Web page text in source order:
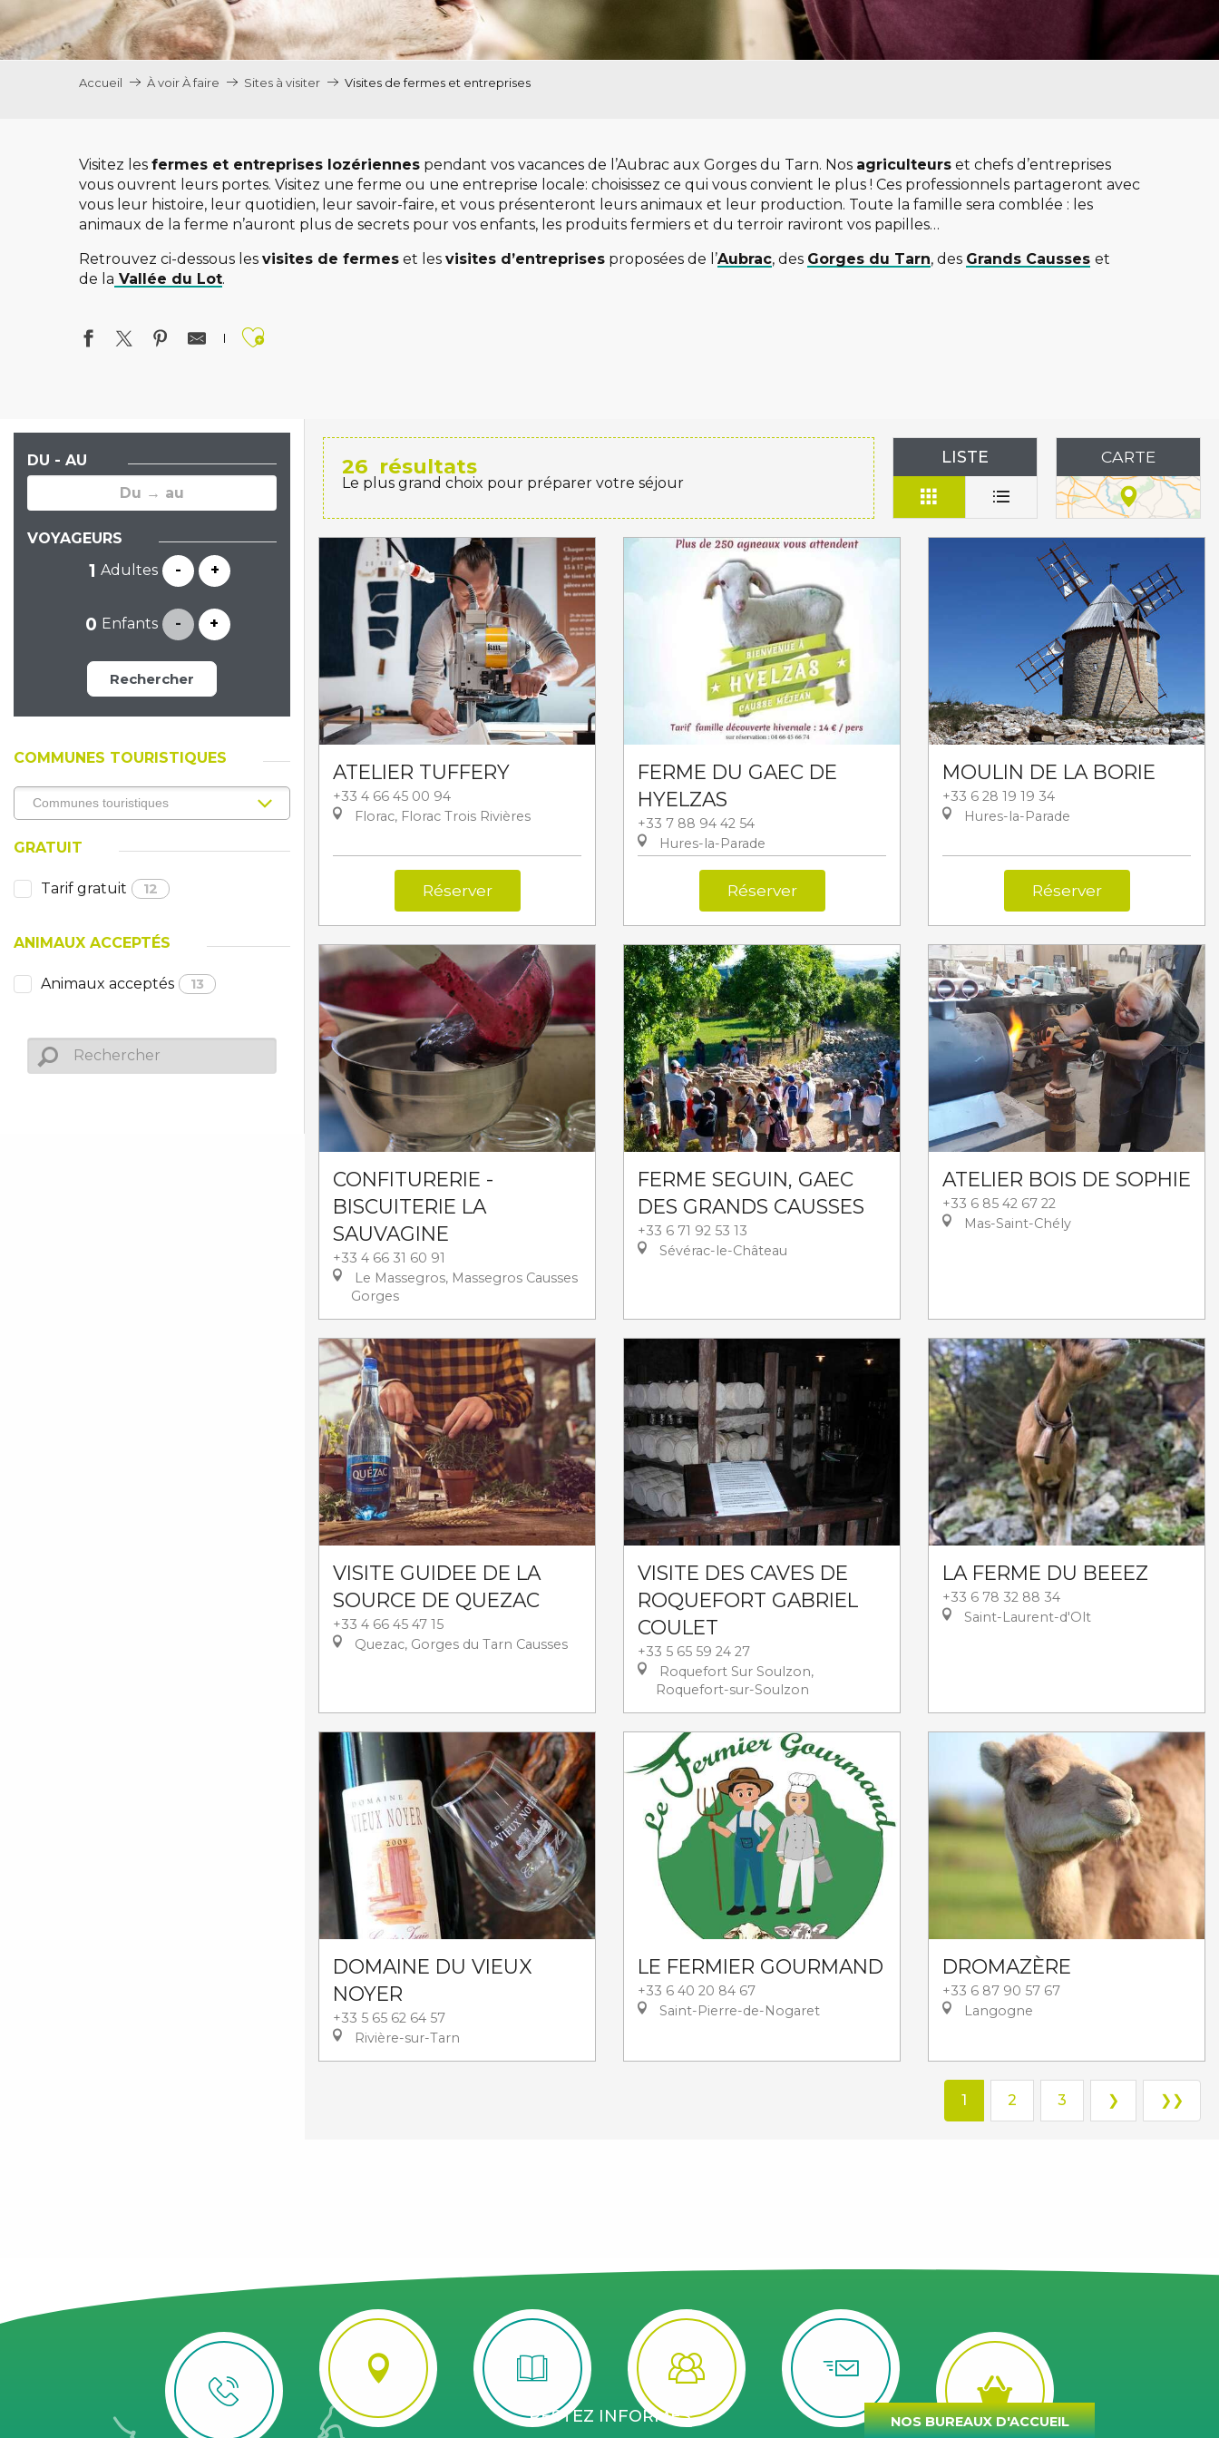
Accueil À voir À faire Sites à visiter Visites de fermes et entreprises
Visitez les fermes et entreprises lozériennes pendant vos vacances de l’Aubrac aux Gorges du Tarn. Nos agriculteurs et chefs d’entreprises
vous ouvrent leurs portes. Visitez une ferme ou une entreprise locale: choisissez ce qui vous convient le plus ! Ces professionnels partageront avec
vous leur histoire, leur quotidien, leur savoir-faire, et vous présenteront leurs animaux et leur production. Toute la famille sera comblée : les
animaux de la ferme n’auront plus de secrets pour vos enfants, les produits fermiers et du terroir raviront vos papilles…
Retrouvez ci-dessous les visites de fermes et les visites d’entreprises proposées de l’Aubrac, des Gorges du Tarn, des Grands Causses et
de la Vallée du Lot.
Ajouter aux favoris
DU - AU
VOYAGEURS
Adultes
- +
Enfants - +
Rechercher
COMMUNES TOURISTIQUES
GRATUIT
Tarif gratuit 12
ANIMAUX ACCEPTÉS
Animaux acceptés 13
26 résultats
Le plus grand choix pour préparer votre séjour
LISTE CARTE
ATELIER TUFFERY
+33 4 66 45 00 94
Florac, Florac Trois Rivières
Réserver
FERME DU GAEC DE
HYELZAS
+33 7 88 94 42 54
Hures-la-Parade
Réserver
MOULIN DE LA BORIE
+33 6 28 19 19 34
Hures-la-Parade
Réserver
CONFITURERIE -
BISCUITERIE LA
SAUVAGINE
+33 4 66 31 60 91
Le Massegros, Massegros Causses
Gorges
FERME SEGUIN, GAEC
DES GRANDS CAUSSES
+33 6 71 92 53 13
Sévérac-le-Château
ATELIER BOIS DE SOPHIE
+33 6 85 42 67 22
Mas-Saint-Chély
VISITE GUIDEE DE LA
SOURCE DE QUEZAC
+33 4 66 45 47 15
Quezac, Gorges du Tarn Causses
VISITE DES CAVES DE
ROQUEFORT GABRIEL
COULET
+33 5 65 59 24 27
Roquefort Sur Soulzon,
Roquefort-sur-Soulzon
LA FERME DU BEEEZ
+33 6 78 32 88 34
Saint-Laurent-d'Olt
DOMAINE DU VIEUX
NOYER
+33 5 65 62 64 57
Rivière-sur-Tarn
LE FERMIER GOURMAND
+33 6 40 20 84 67
Saint-Pierre-de-Nogaret
DROMAZÈRE
+33 6 87 90 57 67
Langogne
1 2 3 ❯ ❯❯
RESTEZ INFORMÉS NOS BUREAUX D'ACCUEIL